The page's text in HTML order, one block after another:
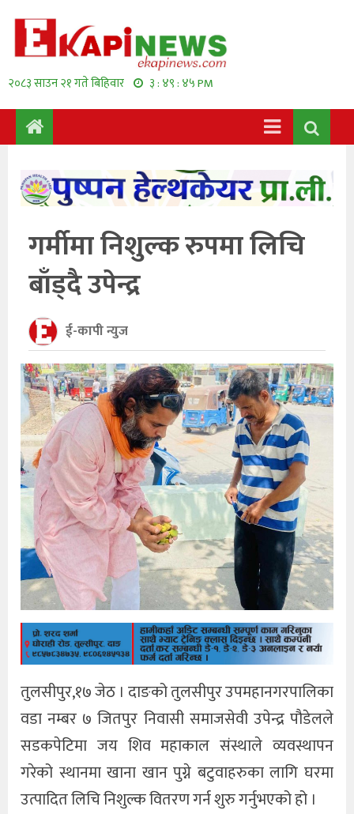
२०८३ साउन २१ गते बिहिवार ३ : ४९ : ४५ PM
गर्मीमा निशुल्क रुपमा लिचि
बाँड्दै उपेन्द्र
ई-कापी न्युज
तुलसीपुर,१७ जेठ । दाङको तुलसीपुर उपमहानगरपालिका
वडा नम्बर ७ जितपुर निवासी समाजसेवी उपेन्द्र पौडेलले
सडकपेटिमा जय शिव महाकाल संस्थाले व्यवस्थापन
गरेको स्थानमा खाना खान पुग्ने बटुवाहरुका लागि घरमा
उत्पादित लिचि निशुल्क वितरण गर्न शुरु गर्नुभएको हो ।